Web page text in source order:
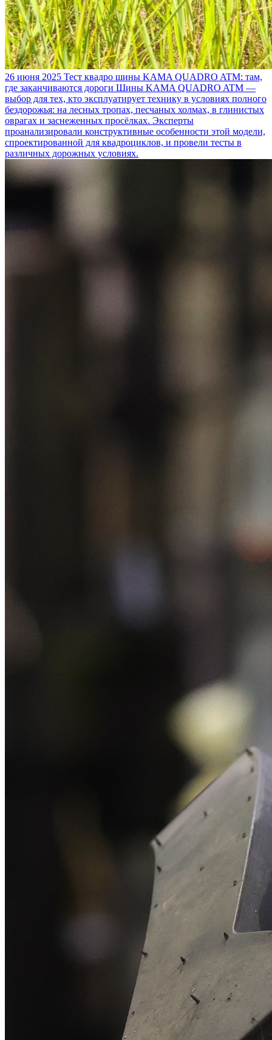
26 июня 2025 Тест квадро шины KAMA QUADRO ATM: там,
где заканчиваются дороги Шины KAMA QUADRO ATM —
выбор для тех, кто эксплуатирует технику в условиях полного
бездорожья: на лесных тропах, песчаных холмах, в глинистых
оврагах и заснеженных просёлках. Эксперты
проанализировали конструктивные особенности этой модели,
спроектированной для квадроциклов, и провели тесты в
различных дорожных условиях.